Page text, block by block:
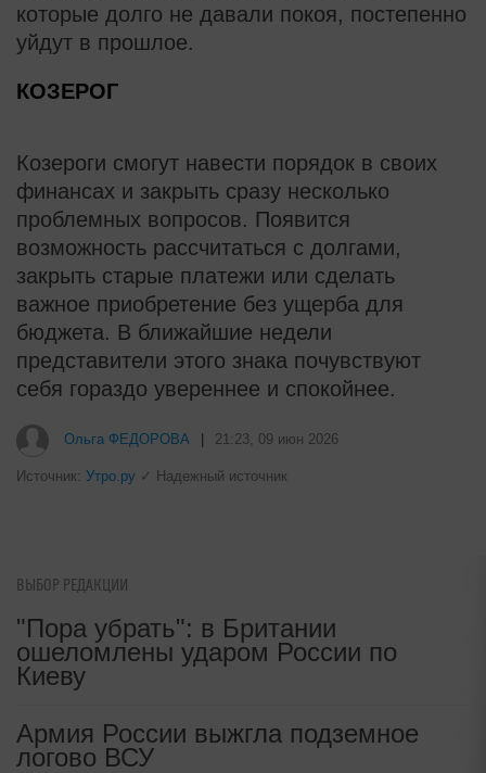
которые долго не давали покоя, постепенно
уйдут в прошлое.
КОЗЕРОГ
Козероги смогут навести порядок в своих
финансах и закрыть сразу несколько
проблемных вопросов. Появится
возможность рассчитаться с долгами,
закрыть старые платежи или сделать
важное приобретение без ущерба для
бюджета. В ближайшие недели
представители этого знака почувствуют
себя гораздо увереннее и спокойнее.
Скрытые признаки рака: на такое
Скрытые признаки рака: на такое
никто не обращает внимание, а
зря!
Источник:Утро.ру✓ Надежный источник
ВЫБОР РЕДАКЦИИ
"Пора убрать": в Британии
ошеломлены ударом России по
Киеву
Армия России выжгла подземное
логово ВСУ